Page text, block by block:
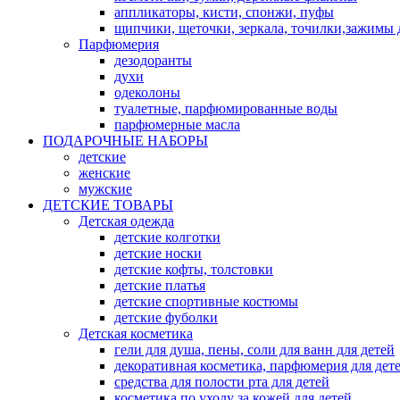
аппликаторы, кисти, спонжи, пуфы
щипчики, щеточки, зеркала, точилки,зажимы
Парфюмерия
дезодоранты
духи
одеколоны
туалетные, парфюмированные воды
парфюмерные масла
ПОДАРОЧНЫЕ НАБОРЫ
детские
женские
мужские
ДЕТСКИЕ ТОВАРЫ
Детская одежда
детские колготки
детские носки
детские кофты, толстовки
детские платья
детские спортивные костюмы
детские фуболки
Детская косметика
гели для душа, пены, соли для ванн для детей
декоративная косметика, парфюмерия для
средства для полости рта для детей